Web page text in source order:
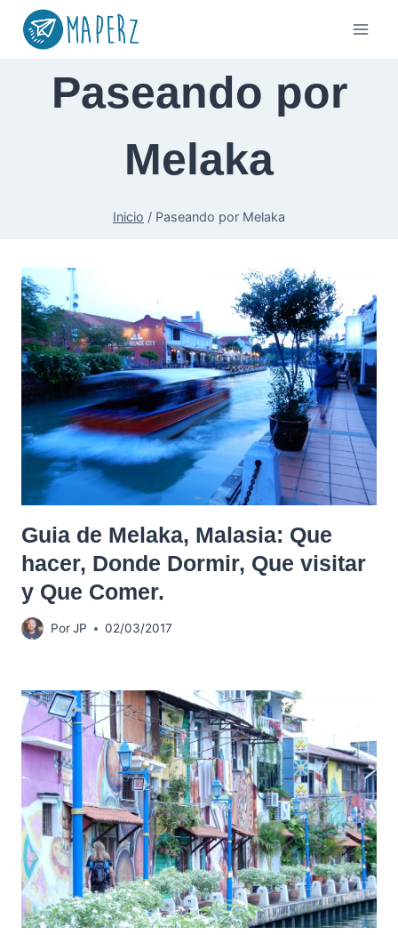
Saltar
Paseando por
Melaka
Inicio / Paseando por Melaka
Guia de Melaka, Malasia: Que
hacer, Donde Dormir, Que visitar
y Que Comer.
PorJP 02/03/2017